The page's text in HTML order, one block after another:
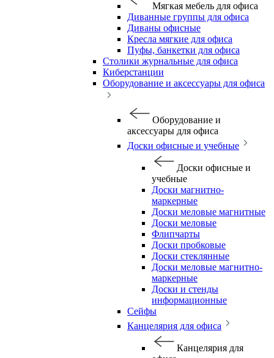
Мягкая мебель для офиса
Диванные группы для офиса
Диваны офисные
Кресла мягкие для офиса
Пуфы, банкетки для офиса
Столики журнальные для офиса
Киберстанции
Оборудование и аксессуары для офиса
Оборудование и
аксессуары для офиса
Доски офисные и учебные
Доски офисные и
учебные
Доски магнитно-
маркерные
Доски меловые магнитные
Доски меловые
Флипчарты
Доски пробковые
Доски стеклянные
Доски меловые магнитно-
маркерные
Доски и стенды
информационные
Сейфы
Канцелярия для офиса
Канцелярия для